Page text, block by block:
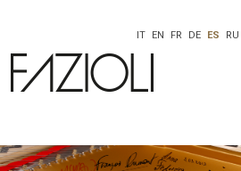
IT EN FR DE ES RU